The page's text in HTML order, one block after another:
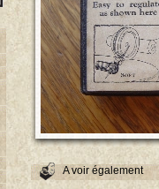
A voir également